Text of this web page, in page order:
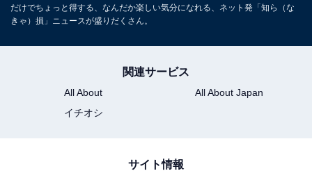
だけでちょっと得する、なんだか楽しい気分になれる、ネット発「知ら（な
きゃ）損」ニュースが盛りだくさん。
関連サービス
All About
All About Japan
イチオシ
サイト情報